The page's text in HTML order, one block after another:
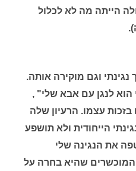
הייתה מה לא לכלול
וגם מוקירה אותה.
לנגן עם אבא שלי" ,
עצמו. הרעיון שלה
הייחודית ולא תושפע
את הנגינה שלי
המוכשרים שהיא בחרה על